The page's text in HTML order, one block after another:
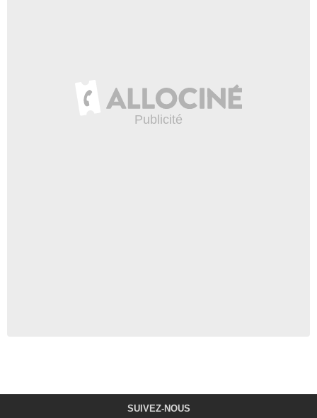
SUIVEZ-NOUS